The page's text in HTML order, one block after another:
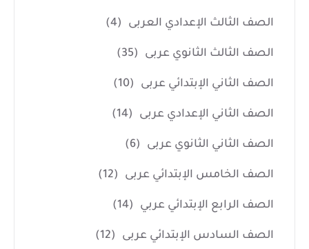
الصف الثالث الإعدادي العربى (4)
الصف الثالث الثانوي عربى (35)
الصف الثاني الإبتدائي عربى (10)
الصف الثاني الإعدادي عربى (14)
الصف الثاني الثانوي عربى (6)
الصف الخامس الإبتدائي عربى (12)
الصف الرابع الإبتدائي عربي (14)
الصف السادس الإبتدائي عربى (12)